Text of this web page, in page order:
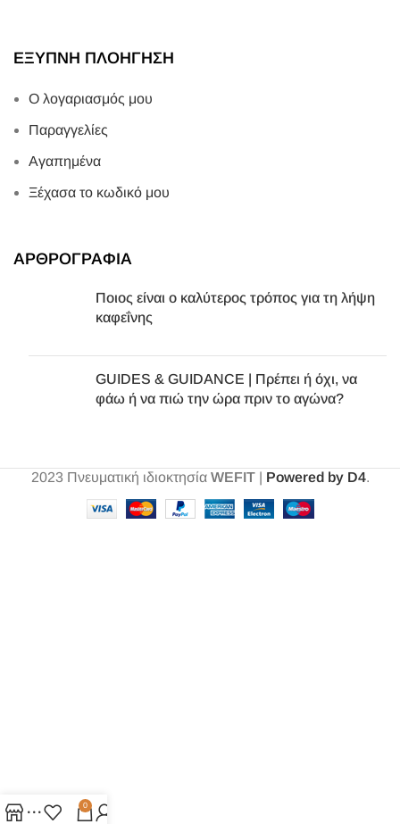
ΕΞΥΠΝΗ ΠΛΟΗΓΗΣΗ
Ο λογαριασμός μου
Παραγγελίες
Αγαπημένα
Ξέχασα το κωδικό μου
ΑΡΘΡΟΓΡΑΦΙΑ
Ποιος είναι ο καλύτερος τρόπος για τη λήψη
καφεΐνης
GUIDES & GUIDANCE | Πρέπει ή όχι, να
φάω ή να πιώ την ώρα πριν το αγώνα?
2023 Πνευματική ιδιοκτησία WEFIT| Powered by D4.
0